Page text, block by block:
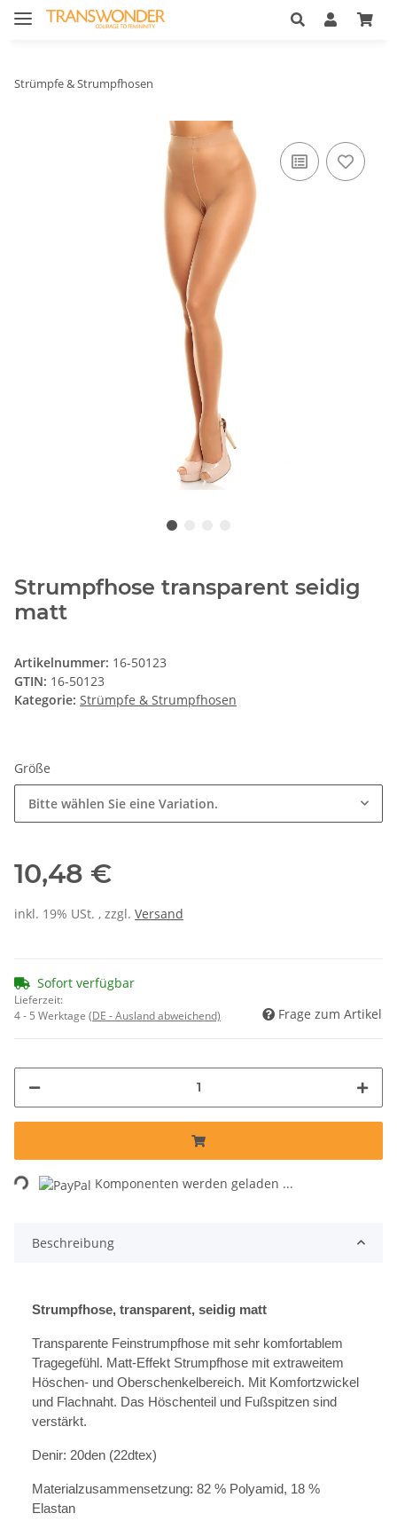
Strümpfe & Strumpfhosen
Strumpfhose transparent seidig
matt
Artikelnummer: 16-50123
GTIN: 16-50123
Kategorie: Strümpfe & Strumpfhosen
Größe
Bitte wählen Sie eine Variation.
10,48 €
inkl. 19% USt. , zzgl. Versand
Sofort verfügbar
Lieferzeit:
4 - 5 Werktage (DE - Ausland abweichend) Frage zum Artikel
Komponenten werden geladen ...
Beschreibung
Strumpfhose, transparent, seidig matt
Transparente Feinstrumpfhose mit sehr komfortablem
Tragegefühl. Matt-Effekt Strumpfhose mit extraweitem
Höschen- und Oberschenkelbereich. Mit Komfortzwickel
und Flachnaht. Das Höschenteil und Fußspitzen sind
verstärkt.
Denir: 20den (22dtex)
Materialzusammensetzung: 82 % Polyamid, 18 %
Elastan